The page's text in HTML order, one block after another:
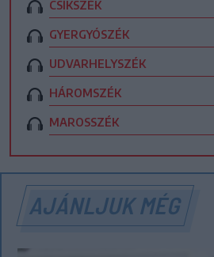
CSÍKSZÉK
GYERGYÓSZÉK
UDVARHELYSZÉK
HÁROMSZÉK
MAROSSZÉK
AJÁNLJUK MÉG